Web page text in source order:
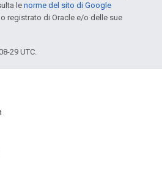
le norme del sito di Google
registrato di Oracle e/o delle sue
29 UTC.